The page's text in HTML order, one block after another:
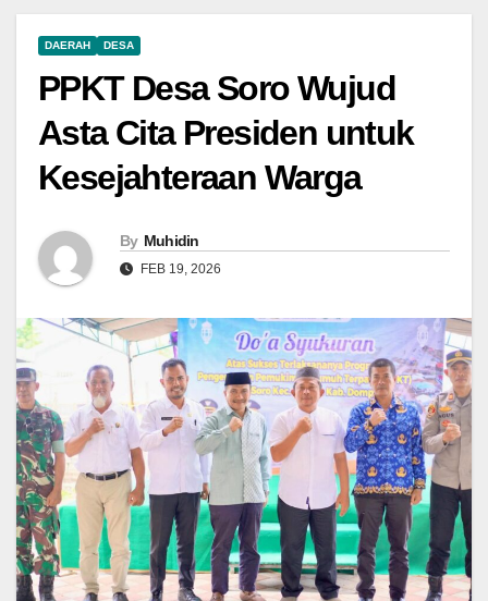
DAERAH DESA
PPKT Desa Soro Wujud
Asta Cita Presiden untuk
Kesejahteraan Warga
By Muhidin
FEB 19, 2026